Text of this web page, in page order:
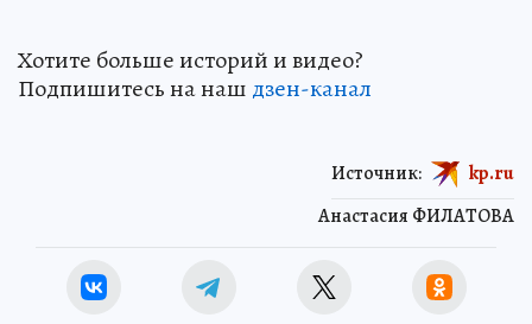
Хотите больше историй и видео?
Подпишитесь на наш дзен-канал
Анастасия ФИЛАТОВА
Источник: kp.ru